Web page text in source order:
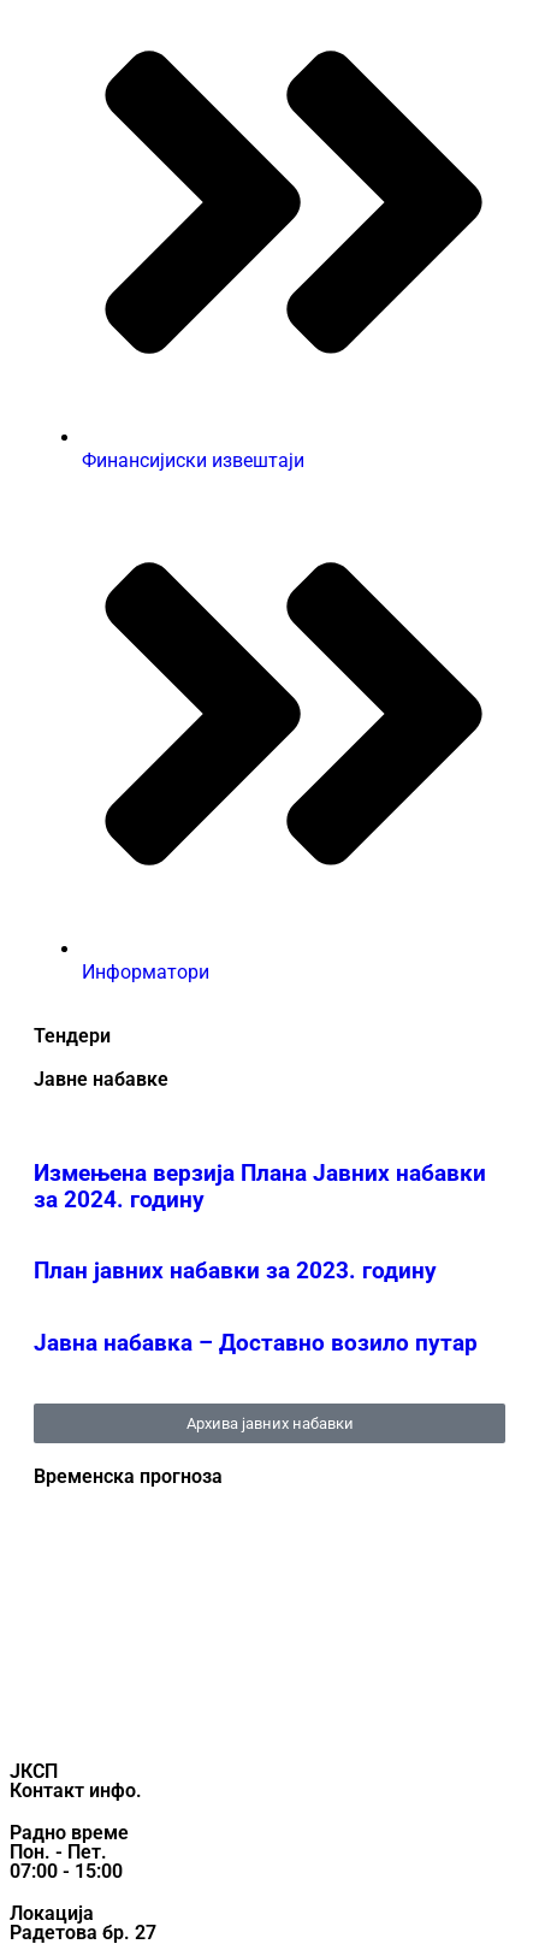
Финансијиски извештаји
Информатори
Тендери
Јавне набавке
Измењенa верзијa Плана Јавних набавки
за 2024. годину
План јавних набавки за 2023. годину
Јавна набавка – Доставно возило путар
Архива јавних набавки
Временска прогноза
ЈКСП
Контакт инфо.
Радно време
Пон. - Пет.
07:00 - 15:00
Локација
Радетова бр. 27